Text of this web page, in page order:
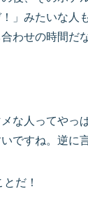
」みたいな人
わせの時間だ
な人ってやっ
ですね。逆に
だ！